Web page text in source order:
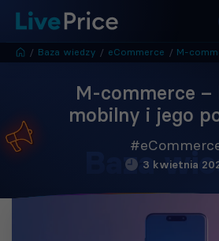
/ Baza wiedzy / eCommerce / M-
M-commerce –
mobilny i jego
3 kwietnia
Baza